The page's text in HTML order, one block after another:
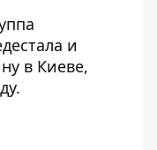
и
в Киеве,